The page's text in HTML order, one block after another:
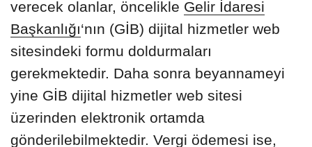
verecek olanlar, öncelikle Gelir İdaresi
Başkanlığı‘nın (GİB) dijital hizmetler web
sitesindeki formu doldurmaları
gerekmektedir. Daha sonra beyannameyi
yine GİB dijital hizmetler web sitesi
üzerinden elektronik ortamda
gönderilebilmektedir. Vergi ödemesi ise,